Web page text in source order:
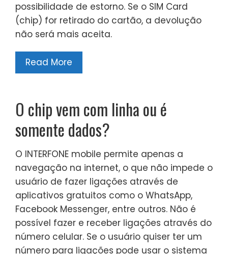
possibilidade de estorno. Se o SIM Card
(chip) for retirado do cartão, a devolução
não será mais aceita.
Read More
O chip vem com linha ou é
somente dados?
O INTERFONE mobile permite apenas a
navegação na internet, o que não impede o
usuário de fazer ligações através de
aplicativos gratuitos como o WhatsApp,
Facebook Messenger, entre outros. Não é
possível fazer e receber ligações através do
número celular. Se o usuário quiser ter um
número para ligações pode usar o sistema